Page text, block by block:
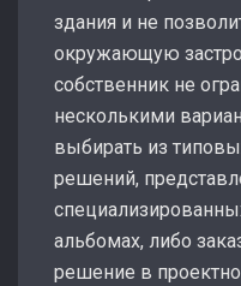
здания и не
окружающую
собственник не
несколькими
выбирать из
решений,
альбомах, либо
решение в